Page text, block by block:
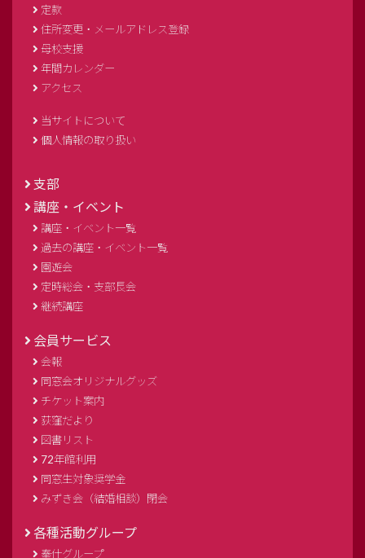
定款
住所変更・メールアドレス登録
母校支援
年間カレンダー
アクセス
当サイトについて
個人情報の取り扱い
支部
講座・イベント
講座・イベント一覧
過去の講座・イベント一覧
園遊会
定時総会・支部長会
継続講座
会員サービス
会報
同窓会オリジナルグッズ
チケット案内
荻窪だより
図書リスト
72年館利用
同窓生対象奨学金
みずき会（結婚相談）閉会
各種活動グループ
奉仕グループ